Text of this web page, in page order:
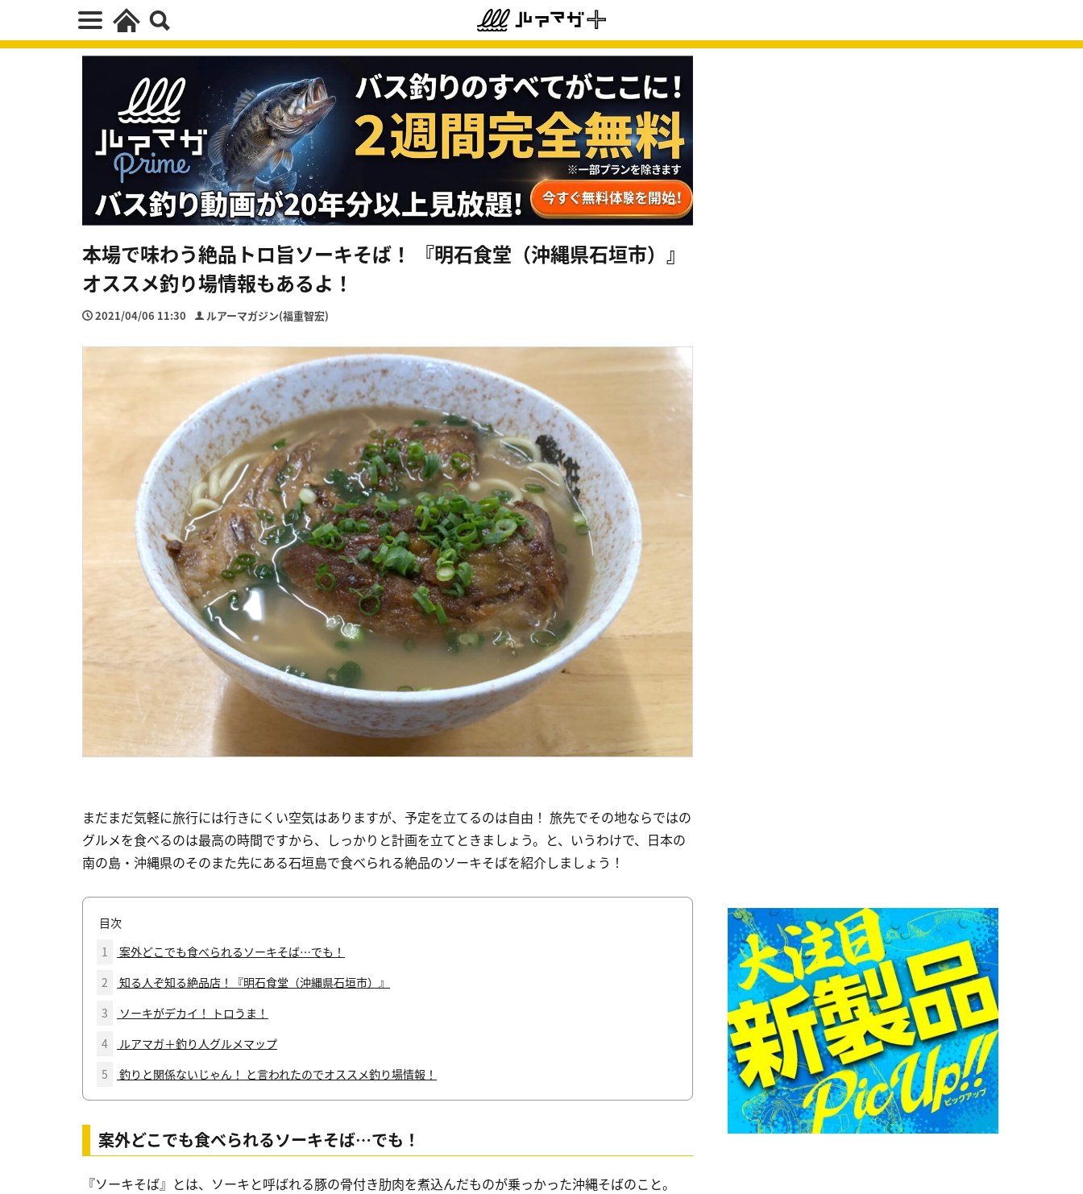
本場で味わう絶品トロ旨ソーキそば！ 『明石食堂（沖縄県石垣市）』
オススメ釣り場情報もあるよ！
2021/04/06 11:30 ルアーマガジン(福重智宏)
まだまだ気軽に旅行には行きにくい空気はありますが、予定を立てるのは自由！ 旅先でその地ならではの
グルメを食べるのは最高の時間ですから、しっかりと計画を立てときましょう。と、いうわけで、日本の
南の島・沖縄県のそのまた先にある石垣島で食べられる絶品のソーキそばを紹介しましょう！
目次
1
案外どこでも食べられるソーキそば…でも！
2
知る人ぞ知る絶品店！『明石食堂（沖縄県石垣市）』
3
ソーキがデカイ！ トロうま！
4
ルアマガ＋釣り人グルメマップ
5
釣りと関係ないじゃん！ と言われたのでオススメ釣り場情報！
案外どこでも食べられるソーキそば…でも！
『ソーキそば』とは、ソーキと呼ばれる豚の骨付き肋肉を煮込んだものが乗っかった沖縄そばのこと。